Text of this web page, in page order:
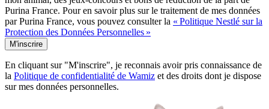
Purina France. Pour en savoir plus sur le traitement de mes données
par Purina France, vous pouvez consulter la « Politique Nestlé sur la
Protection des Données Personnelles »
M'inscrire
En cliquant sur "M'inscrire", je reconnais avoir pris connaissance de
la Politique de confidentialité de Wamiz et des droits dont je dispose
sur mes données personnelles.